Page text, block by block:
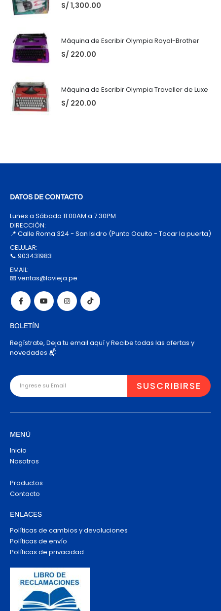
S/ 1,300.00
Máquina de Escribir Olympia Royal-Brother
S/ 220.00
Máquina de Escribir Olympia Traveller de Luxe
S/ 220.00
DATOS DE CONTACTO
Lunes a Sábado 11:00AM a 7:30PM
DIRECCIÓN:
📍 Calle Roma 324 - San Isidro (Punto Oculto - Tocar la puerta)
CELULAR:
📞 903431983
EMAIL:
📧 ventas@lavieja.pe
BOLETÍN
Regístrate, Deja tu email aquí y Recibe todas las ofertas y
novedades 📬
MENÚ
Inicio
Nosotros
Productos
Contacto
ENLACES
Políticas de cambios y devoluciones
Políticas de envío
Políticas de privacidad